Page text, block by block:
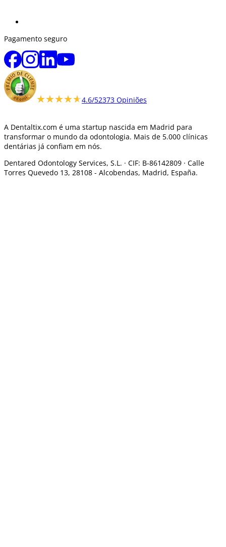
Pagamento seguro
★★★★★
★★★★★4.6/52373 Opiniões
A Dentaltix.com é uma startup nascida em Madrid para
transformar o mundo da odontologia. Mais de 5.000 clínicas
dentárias já confiam em nós.
Dentared Odontology Services, S.L. · CIF: B-86142809 · Calle
Torres Quevedo 13, 28108 - Alcobendas, Madrid, España.